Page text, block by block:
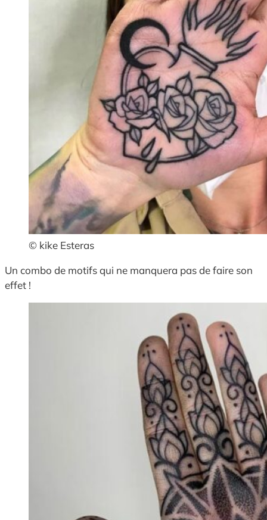
© kike Esteras
Un combo de motifs qui ne manquera pas de faire son
effet !